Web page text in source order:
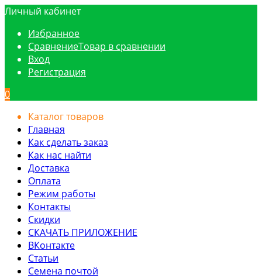
Личный кабинет
Избранное
СравнениеТовар в сравнении
Вход
Регистрация
0
Каталог товаров
Главная
Как сделать заказ
Как нас найти
Доставка
Оплата
Режим работы
Контакты
Скидки
СКАЧАТЬ ПРИЛОЖЕНИЕ
ВКонтакте
Статьи
Семена почтой